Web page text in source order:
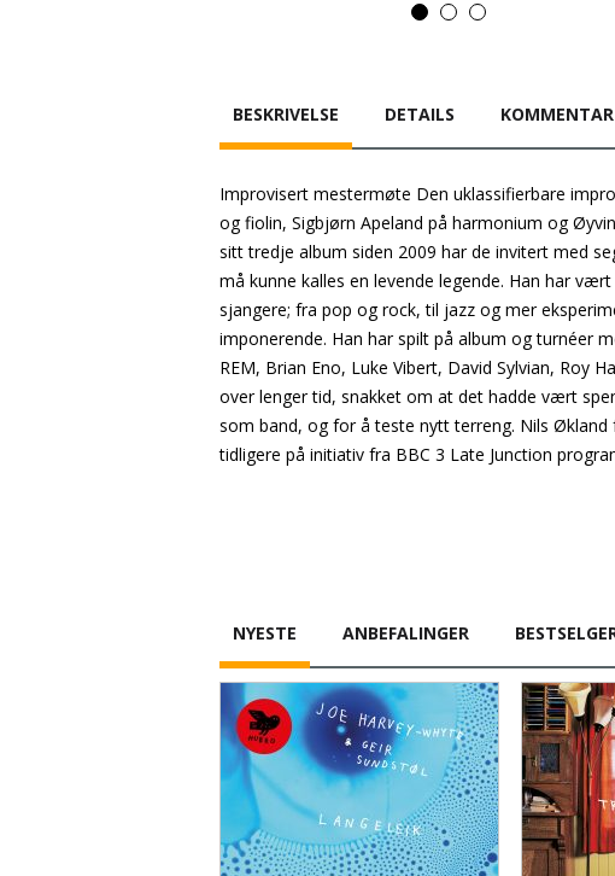
BESKRIVELSE DETAILS
Improvisert mestermøte Den uklassifierbare
og fiolin, Sigbjørn Apeland på harmonium og
sitt tredje album siden 2009 har de invitert med
må kunne kalles en levende legende. Han har
sjangere; fra pop og rock, til jazz og mer
imponerende. Han har spilt på album og turnéer
REM, Brian Eno, Luke Vibert, David Sylvian, Roy
over lenger tid, snakket om at det hadde vært
som band, og for å teste nytt terreng. Nils Økland
tidligere på initiativ fra BBC 3 Late Junction
NYESTE ANBEFALINGER